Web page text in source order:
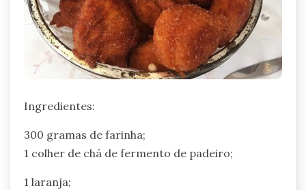
Ingredientes:
300 gramas de farinha;
1 colher de chá de fermento de padeiro;
1 laranja;